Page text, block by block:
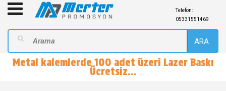
Telefon:
05331551469
ARA
Metal kalemlerde 100 adet üzeri Lazer Baskı
Ücretsiz...